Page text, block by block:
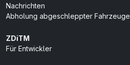
Nachrichten
Abholung abgeschleppter Fahrzeuge
ZDiTM
Für Entwickler